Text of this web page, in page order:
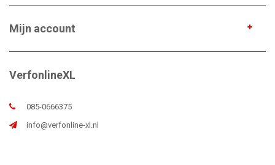
Mijn account
VerfonlineXL
085-0666375
info@verfonline-xl.nl